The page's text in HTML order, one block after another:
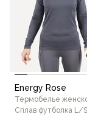
Energy Rose
Термобелье
Сплав футболка L/S